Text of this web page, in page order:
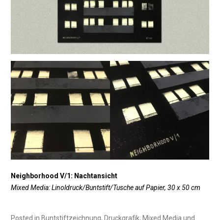
Neighborhood V/1: Nachtansicht
Mixed Media: Linoldruck/Buntstift/Tusche auf Papier, 30 x 50 cm
Posted in Buntstiftzeichnung, Druckgrafik, Mixed Media und